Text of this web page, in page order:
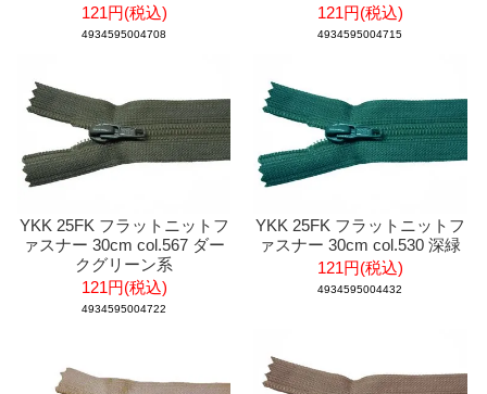
121円(税込)
4934595004708
121円(税込)
4934595004715
YKK 25FK フラットニットフ
ァスナー 30cm col.567 ダー
クグリーン系
121円(税込)
4934595004722
YKK 25FK フラットニットフ
ァスナー 30cm col.530 深緑
121円(税込)
4934595004432